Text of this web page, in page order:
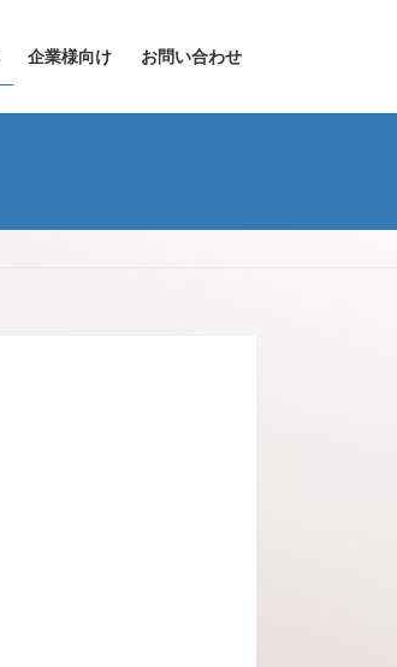
企業様向け お問い合わせ